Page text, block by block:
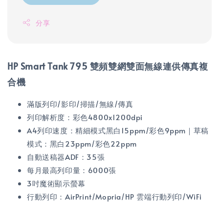
分享
HP Smart Tank 795 雙頻雙網雙面無線連供傳真複
合機
滿版列印/影印/掃描/無線/傳真
列印解析度：彩色4800x1200dpi
A4列印速度：精細模式黑白15ppm/彩色9ppm｜草稿
模式：黑白23ppm/彩色22ppm
自動送稿器ADF：35張
每月最高列印量：6000張
3吋魔術顯示螢幕
行動列印：AirPrint/Mopria/HP 雲端行動列印/WiFi